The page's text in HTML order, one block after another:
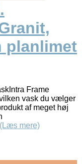
planlimet
Frame
vask du vælger
af meget høj
(Læs mere)